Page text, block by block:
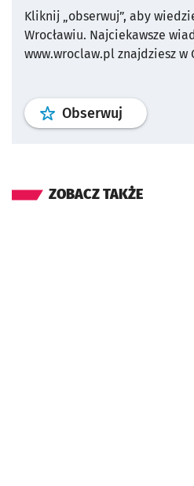
Kliknij „obserwuj”, aby
Wrocławiu. Najciekawsze
www.wroclaw.pl znajdziesz w
Obserwuj profil
ZOBACZ TAKŻE